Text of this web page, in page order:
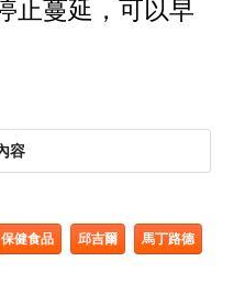
止蔓延，可以早
容
保健食品 邱吉爾 馬丁路德